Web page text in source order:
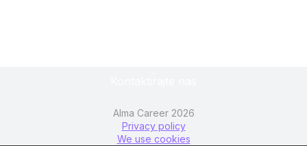
Alma Career 2026
Privacy policy
We use cookies